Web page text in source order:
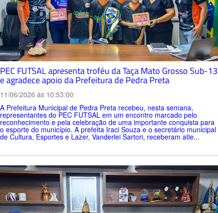
PEC FUTSAL apresenta troféu da Taça Mato Grosso Sub-13
e agradece apoio da Prefeitura de Pedra Preta
11/06/2026 ás 10:53:00
A Prefeitura Municipal de Pedra Preta recebeu, nesta semana,
representantes do PEC FUTSAL em um encontro marcado pelo
reconhecimento e pela celebração de uma importante conquista para
o esporte do município. A prefeita Iraci Souza e o secretário municipal
de Cultura, Esportes e Lazer, Vanderlei Sartori, receberam atle...